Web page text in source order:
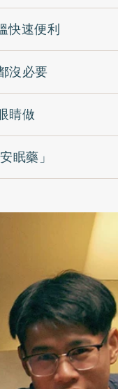
快速便利
沒必要
睛做
眠藥」